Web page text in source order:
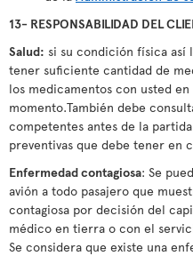
13- RESPONSABILIDAD DEL
Salud: si su condición física así
tener suficiente cantidad de
los medicamentos con usted
momento.También debe
competentes antes de la
preventivas que debe tener en
Enfermedad contagiosa: Se
avión a todo pasajero que
contagiosa por decisión del
médico en tierra o con el
Se considera que existe una